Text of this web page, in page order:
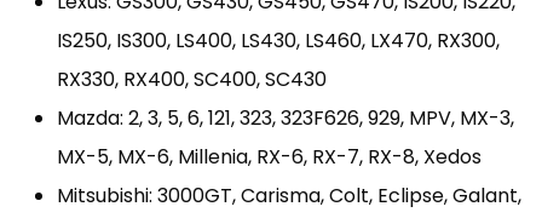
IS250, IS300, LS400, LS430, LS460, LX470, RX300,
RX330, RX400, SC400, SC430
Mazda: 2, 3, 5, 6, 121, 323, 323F626, 929, MPV, MX-3,
MX-5, MX-6, Millenia, RX-6, RX-7, RX-8, Xedos
Mitsubishi: 3000GT, Carisma, Colt, Eclipse, Galant,